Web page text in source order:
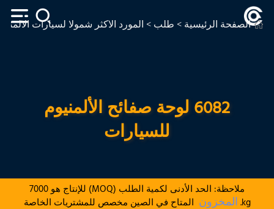
الصفحة الرئيسية> طلب> المورد الأكثر شمولا لسيارات
6082 لوحة صفائح الألمنيوم
للسيارات
ملاحظة: الحد الأدنى لكمية الطلب (MOQ) للإنتاج هو 7000
kg. المخزون المتاح في الصين مخصص للمشتريات الخاصة